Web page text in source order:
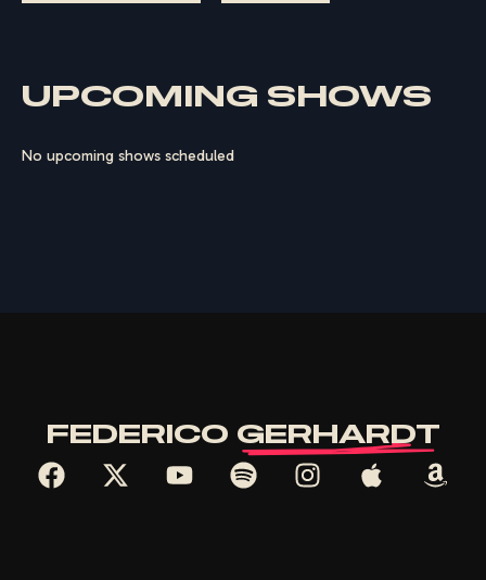
UPCOMING SHOWS
No upcoming shows scheduled
FEDERICO GERHARDT